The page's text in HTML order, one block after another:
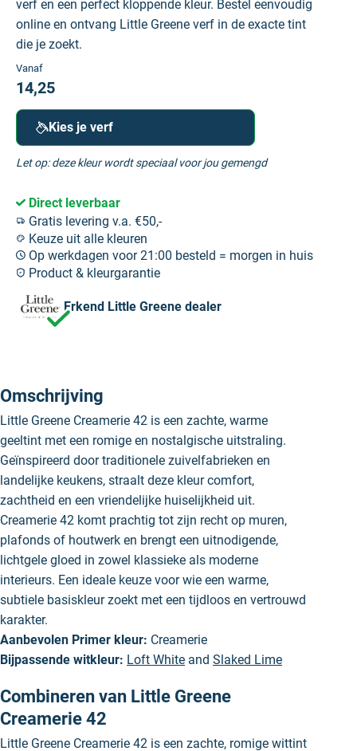
verf en een perfect kloppende kleur. Bestel eenvoudig
online en ontvang Little Greene verf in de exacte tint
die je zoekt.
Vanaf
14,25
Kies je verf
Let op: deze kleur wordt speciaal voor jou gemengd
Direct leverbaar
Gratis levering v.a. €50,-
Keuze uit alle kleuren
Op werkdagen voor 21:00 besteld = morgen in huis
Product & kleurgarantie
Erkend Little Greene dealer
Omschrijving
Little Greene Creamerie 42 is een zachte, warme
geeltint met een romige en nostalgische uitstraling.
Geïnspireerd door traditionele zuivelfabrieken en
landelijke keukens, straalt deze kleur comfort,
zachtheid en een vriendelijke huiselijkheid uit.
Creamerie 42 komt prachtig tot zijn recht op muren,
plafonds of houtwerk en brengt een uitnodigende,
lichtgele gloed in zowel klassieke als moderne
interieurs. Een ideale keuze voor wie een warme,
subtiele basiskleur zoekt met een tijdloos en vertrouwd
karakter.
Aanbevolen Primer kleur: Creamerie
Bijpassende witkleur: Loft White and Slaked Lime
Combineren van Little Greene
Creamerie 42
Little Greene Creamerie 42 is een zachte, romige wittint